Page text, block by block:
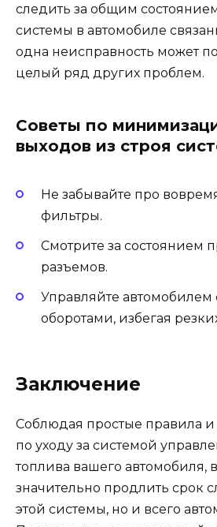
следить за общим
системы в автомобиле
одна неисправность может
целый ряд других проблем.
Советы по
выходов из строя
Не забывайте про
фильтры.
Смотрите за состоянием
разъемов.
Управляйте
оборотами, избегая
Заключение
Соблюдая простые правила
по уходу за системой
топлива вашего автомобиля,
значительно продлить срок
этой системы, но и всего